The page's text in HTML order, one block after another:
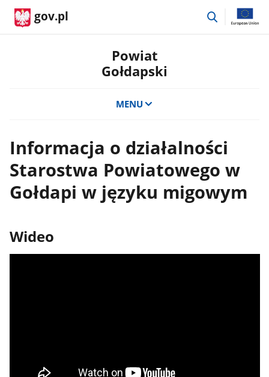
gov.pl
przejdź
Powiat
Gołdapski
MENU
Informacja o działalności
Starostwa Powiatowego w
Gołdapi w języku migowym
Wideo